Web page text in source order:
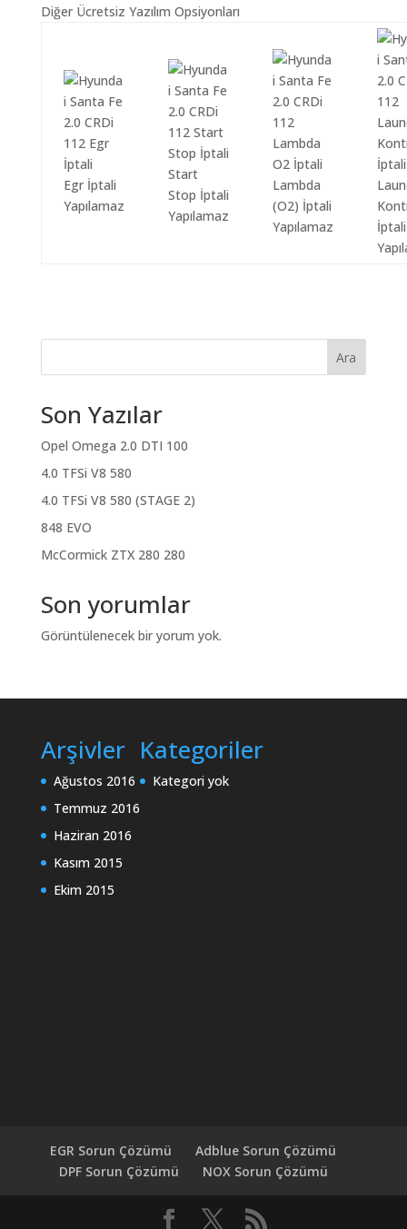
Diğer Ücretsiz Yazılım Opsiyonları
Egr İptali
Yapılamaz
Start
Stop İptali
Yapılamaz
Lambda
(O2) İptali
Yapılamaz
İptali
Ara
Son Yazılar
Opel Omega 2.0 DTI 100
4.0 TFSi V8 580
4.0 TFSi V8 580 (STAGE 2)
848 EVO
McCormick ZTX 280 280
Son yorumlar
Görüntülenecek bir yorum yok.
Arşivler
Ağustos 2016
Temmuz 2016
Haziran 2016
Kasım 2015
Ekim 2015
Kategoriler
Kategori yok
EGR Sorun Çözümü
Adblue Sorun Çözümü
DPF Sorun Çözümü
NOX Sorun Çözümü